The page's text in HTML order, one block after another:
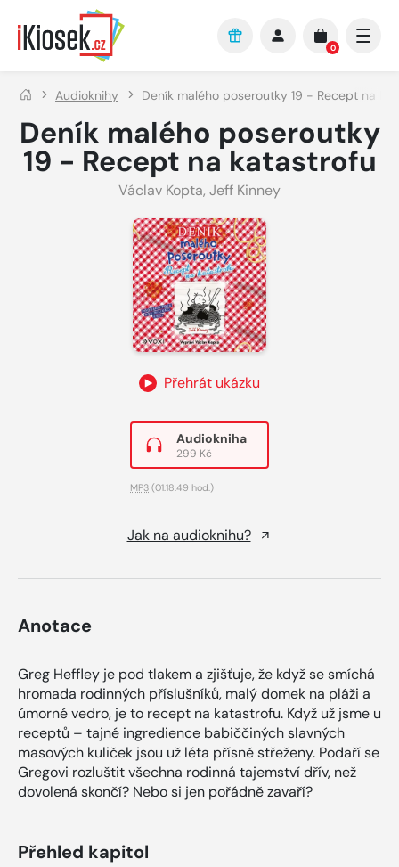
Přejít na hlavní obsah
0
Audioknihy Deník malého poseroutky 19 - Recept na
Deník malého poseroutky
19 - Recept na katastrofu
Václav Kopta, Jeff Kinney
Přehrát ukázku
Audiokniha
299 Kč
MP3 (01:18:49 hod.)
Jak na audioknihu?
Anotace
Greg Heffley je pod tlakem a zjišťuje, že když se smíchá
hromada rodinných příslušníků, malý domek na pláži a
úmorné vedro, je to recept na katastrofu. Když už jsme u
receptů – tajné ingredience babiččiných slavných
masových kuliček jsou už léta přísně střeženy. Podaří se
Gregovi rozluštit všechna rodinná tajemství dřív, než
dovolená skončí? Nebo si jen pořádně zavaří?
Přehled kapitol